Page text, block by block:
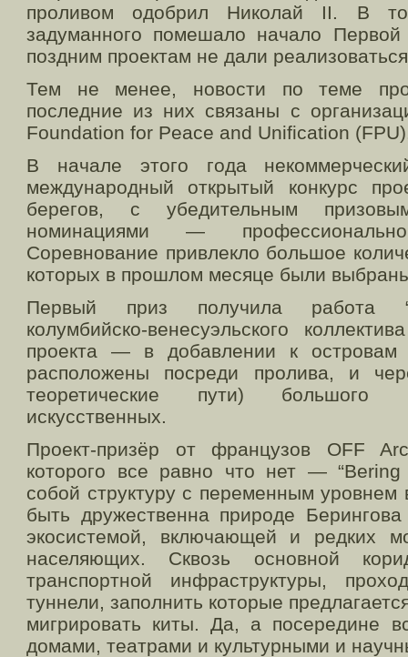
проливом одобрил Николай II. В
задуманного помешало начало
поздним проектам не дали
Тем не менее, новости по теме
последние из них связаны с
Foundation for Peace and Unification
В начале этого года
международный открытый конкурс
берегов, с убедительным
номинациями —
Соревнование привлекло большое
которых в прошлом месяце были
Первый приз получила работа
колумбийско-венесуэльского
проекта — в добавлении к
расположены посреди пролива, и
теоретические пути) большого
искусственных.
Проект-призёр от французов OFF
которого все равно что нет —
собой структуру с переменным
быть дружественна природе
экосистемой, включающей и редких
населяющих. Сквозь основной
транспортной инфраструктуры,
туннели, заполнить которые
мигрировать киты. Да, а посередине
домами, театрами и культурными и